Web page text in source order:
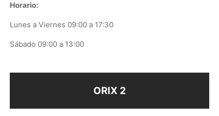
Horario:
Lunes a Viernes 09:00 a 17:30
Sábado 09:00 a 13:00
ORIX 2